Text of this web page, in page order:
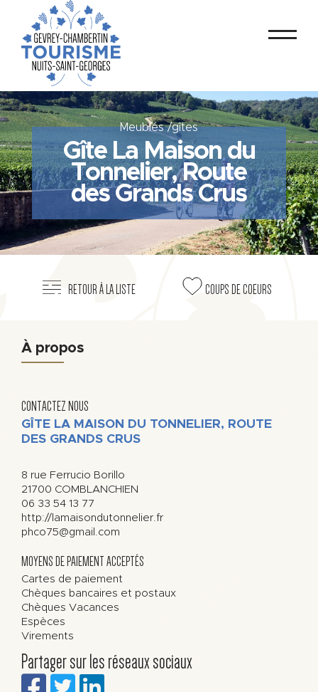
Meublés /gîtes
Gîte La Maison du
Tonnelier, Route
des Grands Crus
RETOUR À LA LISTE COUPS DE COEURS
À propos
CONTACTEZ NOUS
GÎTE LA MAISON DU TONNELIER, ROUTE
DES GRANDS CRUS
8 rue Ferrucio Borillo
21700 COMBLANCHIEN
06 33 54 13 77
http://lamaisondutonnelier.fr
phco75@gmail.com
MOYENS DE PAIEMENT ACCEPTÉS
Cartes de paiement
Chèques bancaires et postaux
Chèques Vacances
Espèces
Virements
Partager sur les réseaux sociaux